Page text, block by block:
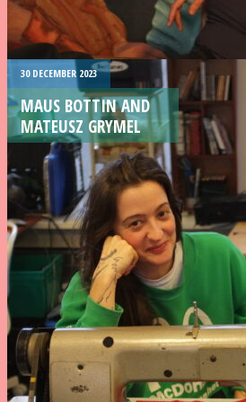
30 DECEMBER 2023
MAUS BOTTIN AND
MATEUSZ GRYMEL